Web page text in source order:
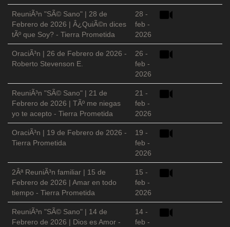
ReuniÃ³n "SÃ© Sano" | 28 de
Febrero de 2026 | Â¿QuiÃ©n dices
tÃº que Soy? - Tierra Prometida
28 -
feb -
2026
OraciÃ³n | 26 de Febrero de 2026 -
Roberto Stevenson E.
26 -
feb -
2026
ReuniÃ³n "SÃ© Sano" | 21 de
Febrero de 2026 | TÃº me niegas
yo te acepto - Tierra Prometida
21 -
feb -
2026
OraciÃ³n | 19 de Febrero de 2026 -
Tierra Prometida
19 -
feb -
2026
2Âª ReuniÃ³n familiar | 15 de
Febrero de 2026 | Amar en todo
tiempo - Tierra Prometida
15 -
feb -
2026
ReuniÃ³n "SÃ© Sano" | 14 de
Febrero de 2026 | Dios es Amor -
14 -
feb -